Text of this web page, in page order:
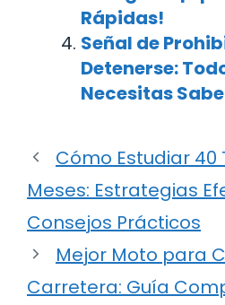
Rápidas!
Señal de
Detenerse:
Necesitas
Cómo Estudiar 40
Meses: Estrategias
Consejos Prácticos
Mejor Moto para
Carretera: Guía